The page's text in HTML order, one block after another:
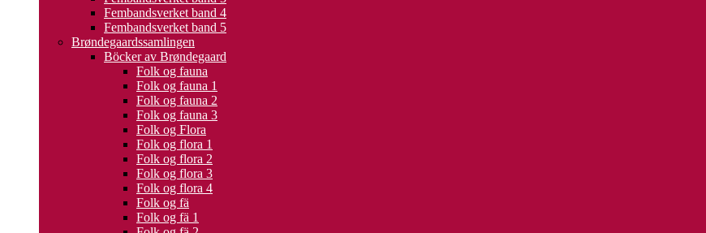
Fembandsverket band 4
Fembandsverket band 5
Brøndegaardssamlingen
Böcker av Brøndegaard
Folk og fauna
Folk og fauna 1
Folk og fauna 2
Folk og fauna 3
Folk og Flora
Folk og flora 1
Folk og flora 2
Folk og flora 3
Folk og flora 4
Folk og fä
Folk og fä 1